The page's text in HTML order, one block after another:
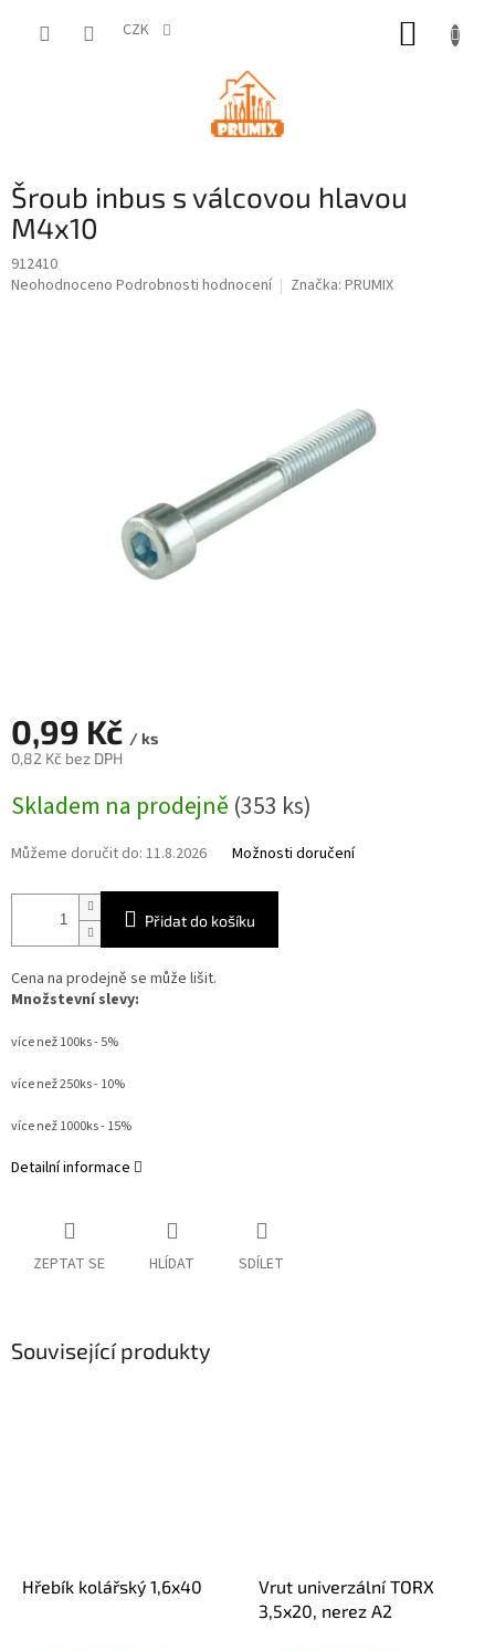
CZK
Šroub inbus s válcovou hlavou
M4x10
912410
Průměrné
Neohodnoceno Podrobnosti hodnocení Značka: PRUMIX
0,99 Kč / ks
0,82 Kč bez DPH
cena:
Skladem na prodejně (353 ks)
Můžeme doručit do: 11.8.2026 Možnosti doručení
Přidat do košíku
Cena na prodejně se může lišit.
Množstevní slevy:
více než 100ks - 5%
více než 250ks - 10%
více než 1000ks - 15%
Detailní informace
ZEPTAT SE HLÍDAT SDÍLET
Související produkty
Hřebík kolářský 1,6x40
Vrut univerzální TORX
3,5x20, nerez A2